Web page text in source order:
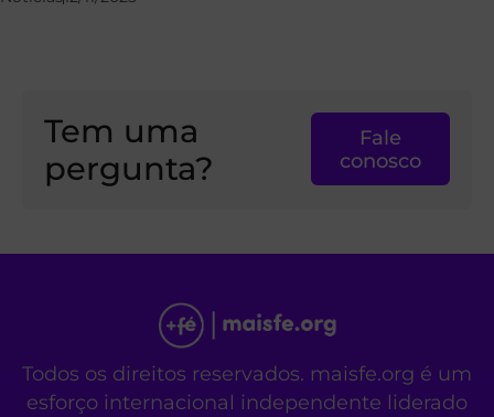
Tem uma
pergunta?
Fale
conosco
Todos os direitos reservados. maisfe.org é um
esforço internacional independente liderado